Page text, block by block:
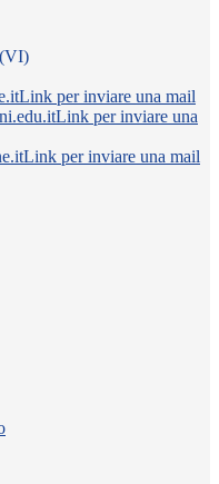
Link per inviare una mail
Link per inviare una
Link per inviare una mail